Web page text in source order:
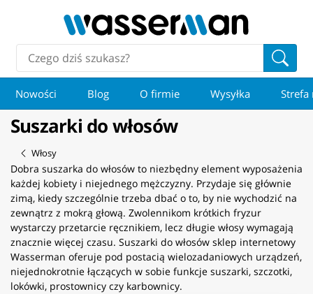
Nowości Blog O firmie Wysyłka Strefa
Suszarki do włosów
Włosy
Dobra suszarka do włosów to niezbędny element wyposażenia
każdej kobiety i niejednego mężczyzny. Przydaje się głównie
zimą, kiedy szczególnie trzeba dbać o to, by nie wychodzić na
zewnątrz z mokrą głową. Zwolennikom krótkich fryzur
wystarczy przetarcie ręcznikiem, lecz długie włosy wymagają
znacznie więcej czasu. Suszarki do włosów sklep internetowy
Wasserman oferuje pod postacią wielozadaniowych urządzeń,
niejednokrotnie łączących w sobie funkcje suszarki, szczotki,
lokówki, prostownicy czy karbownicy.